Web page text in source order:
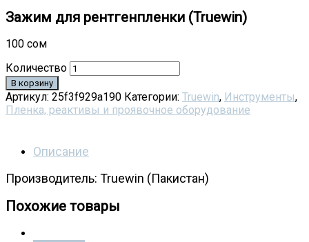
Зажим для рентгенпленки (Truewin)
100 сом
Количество
В корзину
Артикул: 25f3f929a190 Категории: Truewin, Инструменты,
Пленка, реактивы и проявочное оборудование
Описание
Производитель: Truewin (Пакистан)
Похожие товары